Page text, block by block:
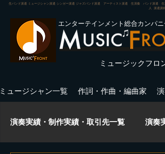
生バンド派遣 ミュージシャン派遣 シンガー派遣 ジャズバンド派遣 アーティスト派遣 生演奏 バンド派遣
人 派遣講
エンターテインメント総合カンパ
ミュージックフロ
ミュージシャン一覧 作詞・作曲・編曲家
演奏実績・制作実績・取引先一覧 演奏